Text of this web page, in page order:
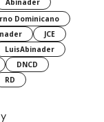
Dominicano
JCE
LuisAbinader
DNCD
RD